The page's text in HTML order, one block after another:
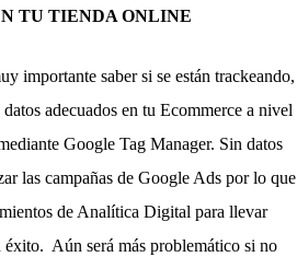
TU TIENDA ONLINE
importante saber si se están trackeando,
adecuados en tu Ecommerce a nivel
Google Tag Manager. Sin datos
las campañas de Google Ads por lo que
de Analítica Digital para llevar
Aún será más problemático si no